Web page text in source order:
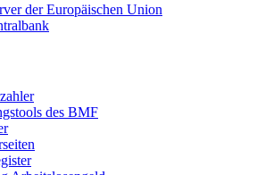
der Europäischen Union
des BMF